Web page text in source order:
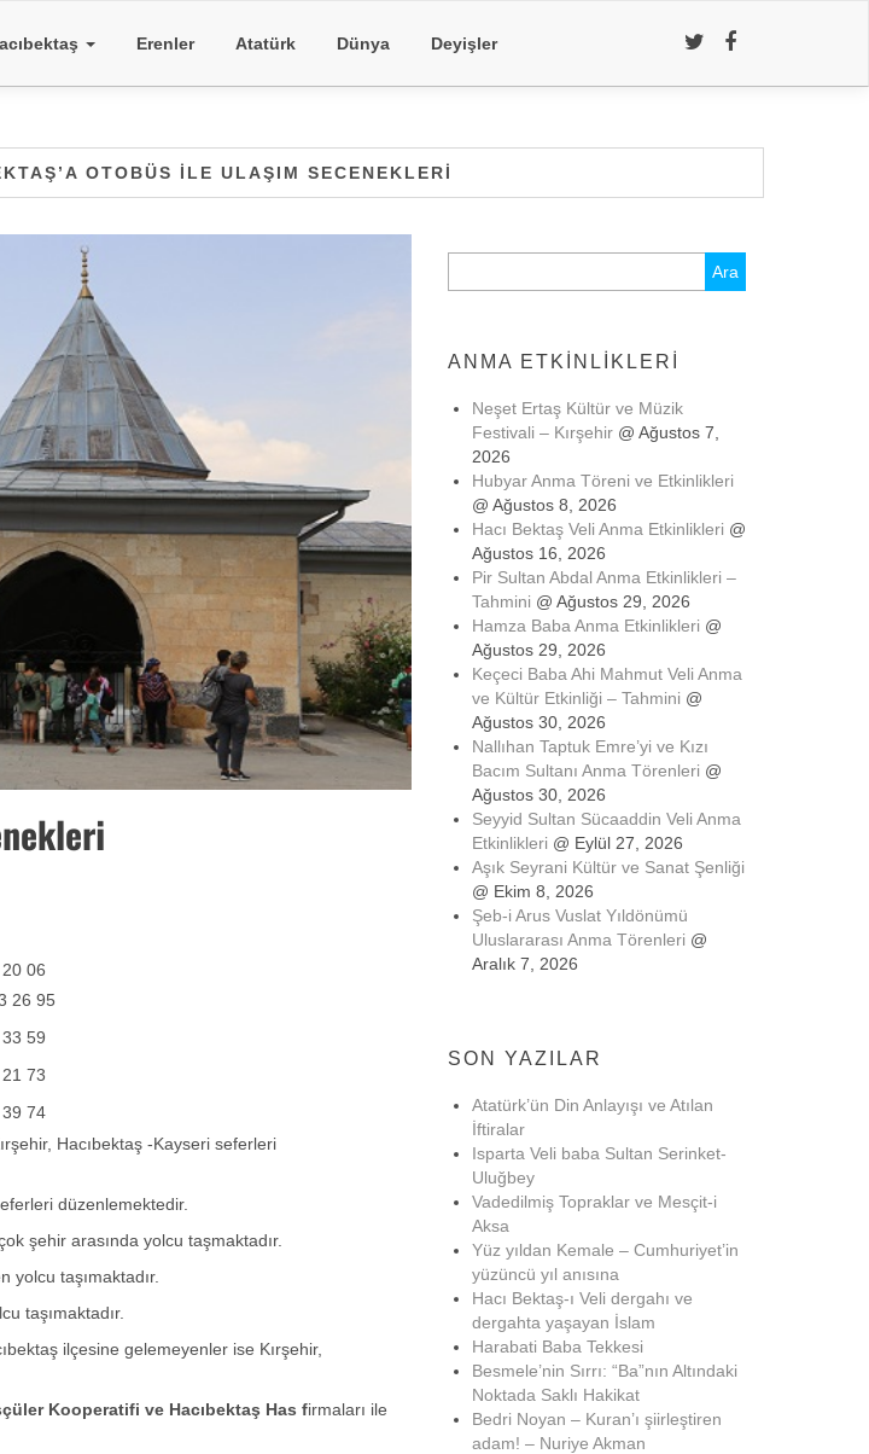
Erenler Atatürk Dünya Deyişler
OTOBÜS ILE ULAŞIM SECENEKLERI
06
26 95
59
73
74
Hacıbektaş -Kayseri seferleri
düzenlemektedir.
şehir arasında yolcu taşmaktadır.
yolcu taşımaktadır.
taşımaktadır.
ilçesine gelemeyenler ise Kırşehir,
Kooperatifi ve Hacıbektaş Has firmaları ile
ANMA ETKINLIKLERI
Neşet Ertaş Kültür ve Müzik
Festivali – Kırşehir@ Ağustos 7,
2026
Hubyar Anma Töreni ve Etkinlikleri
@ Ağustos 8, 2026
Hacı Bektaş Veli Anma Etkinlikleri @
Ağustos 16, 2026
Pir Sultan Abdal Anma Etkinlikleri –
Tahmini @ Ağustos 29, 2026
Hamza Baba Anma Etkinlikleri @
Ağustos 29, 2026
Keçeci Baba Ahi Mahmut Veli Anma
ve Kültür Etkinliği – Tahmini @
Ağustos 30, 2026
Nallıhan Taptuk Emre’yi ve Kızı
Bacım Sultanı Anma Törenleri @
Ağustos 30, 2026
Seyyid Sultan Sücaaddin Veli Anma
Etkinlikleri @ Eylül 27, 2026
Aşık Seyrani Kültür ve Sanat Şenliği
@ Ekim 8, 2026
Şeb-i Arus Vuslat Yıldönümü
Uluslararası Anma Törenleri @
Aralık 7, 2026
SON YAZILAR
Atatürk’ün Din Anlayışı ve Atılan
İftiralar
Isparta Veli baba Sultan Serinket-
Uluğbey
Vadedilmiş Topraklar ve Mesçit-i
Aksa
Yüz yıldan Kemale – Cumhuriyet’in
yüzüncü yıl anısına
Hacı Bektaş-ı Veli dergahı ve
dergahta yaşayan İslam
Harabati Baba Tekkesi
Besmele’nin Sırrı: “Ba”nın Altındaki
Noktada Saklı Hakikat
Bedri Noyan – Kuran’ı şiirleştiren
adam! – Nuriye Akman